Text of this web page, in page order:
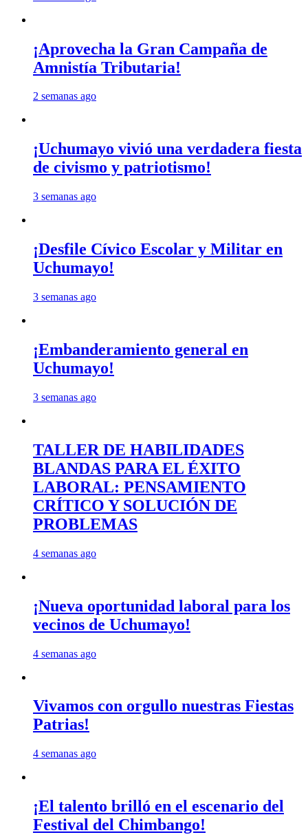
¡Aprovecha la Gran Campaña de
Amnistía Tributaria!
2 semanas ago
¡Uchumayo vivió una verdadera fiesta
de civismo y patriotismo!
3 semanas ago
¡Desfile Cívico Escolar y Militar en
Uchumayo!
3 semanas ago
¡Embanderamiento general en
Uchumayo!
3 semanas ago
TALLER DE HABILIDADES
BLANDAS PARA EL ÉXITO
LABORAL: PENSAMIENTO
CRÍTICO Y SOLUCIÓN DE
PROBLEMAS
4 semanas ago
¡Nueva oportunidad laboral para los
vecinos de Uchumayo!
4 semanas ago
Vivamos con orgullo nuestras Fiestas
Patrias!
4 semanas ago
¡El talento brilló en el escenario del
Festival del Chimbango!